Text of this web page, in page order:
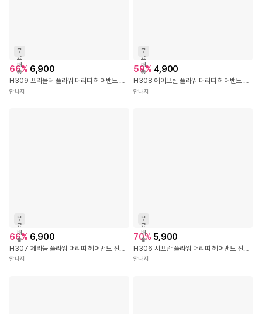
무
료
배
송
66% 6,900
H309 프리뮬러 플라워 머리띠 헤어밴드 진주 꽃 초커 목걸이 셀프 웨딩 돌 아이 여아 공주 엄마 선물 커플 머리띠 헤어 밴드
안나지
무
료
배
송
59% 4,900
H308 에이프릴 플라워 머리띠 헤어밴드 진주 큐빅 꽃 초커 목걸이 셀프 웨딩 돌 아이 여아 공주 엄마 선물 커플 머리띠 헤어 밴드
안나지
무
료
배
송
66% 6,900
H307 제라늄 플라워 머리띠 헤어밴드 진주 큐빅 꽃 초커 목걸이 셀프 웨딩 돌 아이 여아 공주 엄마 선물 커플 머리띠 헤어 밴드
안나지
무
료
배
송
70% 5,900
H306 샤프란 플라워 머리띠 헤어밴드 진주 큐빅 꽃 초커 목걸이 셀프 웨딩 돌 아이 여아 공주 엄마 선물 커플 머리띠 헤어 밴드
안나지